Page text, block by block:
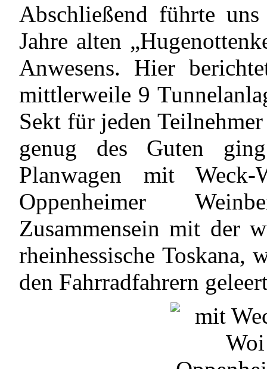
Abschließend führte
Jahre alten
Anwesens. Hier
mittlerweile 9
Sekt für jeden
genug des Guten
Planwagen mit
Oppenheimer
Zusammensein mit der
rheinhessische Toskana,
den Fahrradfahrern